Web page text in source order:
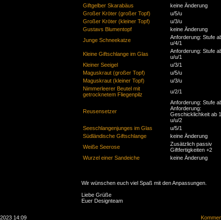
Giftgelber Skarabäus
keine Änderung
Großer Kröter (großer Topf)
u/5/u
Großer Kröter (kleiner Topf)
u/3/u
Gustavs Blumentopf
keine Änderung
Junge Schneekatze
Anforderung: Stufe
u/4/1
Kleine Giftschlange im Glas
Anforderung: Stufe
u/u/1
Kleiner Seeigel
u/3/1
Maguskraut (großer Topf)
u/5/u
Maguskraut (kleiner Topf)
u/3/u
Nimmerleerer Beutel mit
getrocknetem Fliegenpilz
u/2/1
Reusensetzer
Anforderung: Stufe
Anforderung:
Geschicklichkeit ab
u/u/2
Seeschlangenjunges im Glas
u/5/1
Südländische Giftschlange
keine Änderung
Weiße Seerose
Zusätzlich passiv
Giftfertigkeiten +2
Wurzel einer Sandeiche
keine Änderung
Wir wünschen euch viel Spaß mit den Anpassungen.
Liebe Grüße
Euer Designteam
14:09